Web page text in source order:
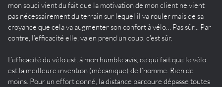
mon souci vient du fait que la motivation de mon client ne vient
pas nécessairement du terrain sur lequel il va rouler mais de sa
croyance que cela va augmenter son confort à vélo… Pas sûr... Par
contre, l’efficacité elle, va en prend un coup, c'est sûr.
L’efficacité du vélo est, à mon humble avis, ce qui fait que le vélo
est la meilleure invention (mécanique) de l’homme. Rien de
moins. Pour un effort donné, la distance parcoure dépasse toutes